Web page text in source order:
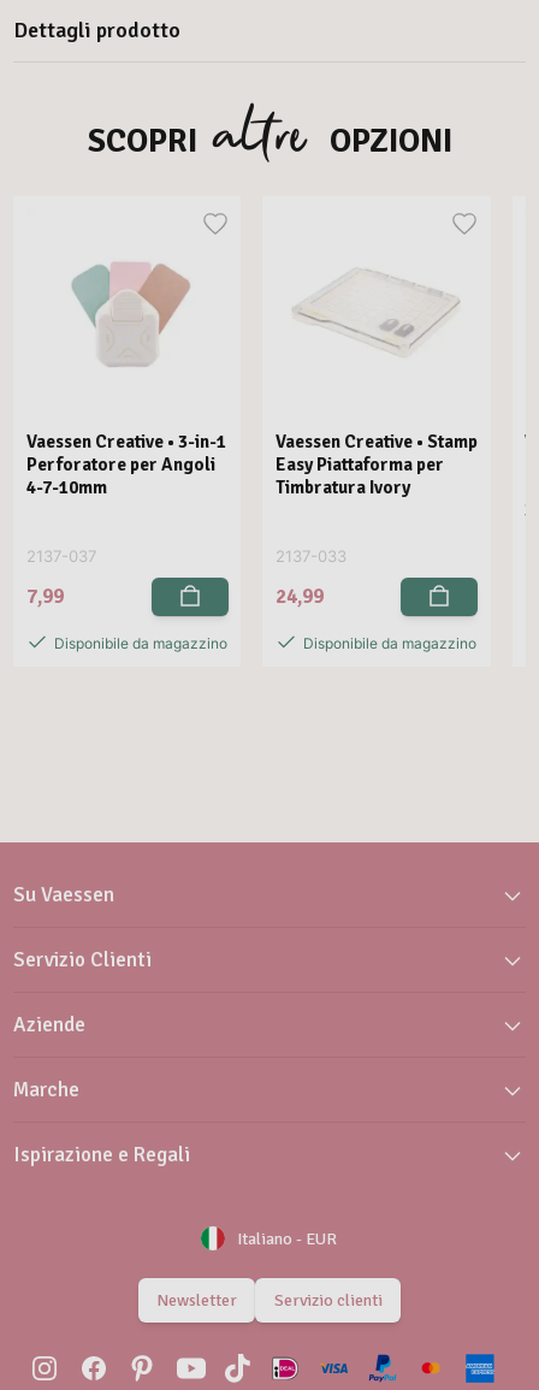
Dettagli prodotto
SCOPRI altre OPZIONI
Vaessen Creative • 3-in-1
Perforatore per Angoli
4-7-10mm
2137-037
7,99
Disponibile da magazzino
Vaessen Creative • Stamp
Easy Piattaforma per
Timbratura Ivory
2137-033
24,99
Disponibile da magazzino
Su Vaessen
Servizio Clienti
Aziende
Marche
Ispirazione e Regali
Italiano - EUR
Newsletter Servizio clienti